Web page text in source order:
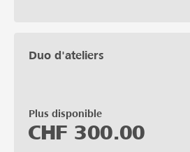
Duo d'ateliers
Plus disponible
CHF 300.00